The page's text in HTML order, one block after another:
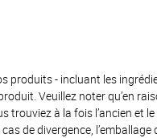
produits - incluant les
Veuillez noter qu’en
trouviez à la fois l’ancien et
de divergence,